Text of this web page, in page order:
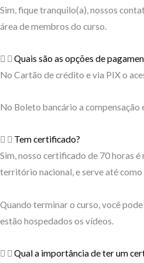
Sim, fique tranquilo(a), nossos
área de membros do curso.
Quais são as opções de
No Cartão de crédito e via PIX o
No Boleto bancário a compensação
Tem certificado?
Sim, nosso certificado de 70 horas
território nacional, e serve até
Quando terminar o curso, você
estão hospedados os vídeos.
Qual a importância de ter um